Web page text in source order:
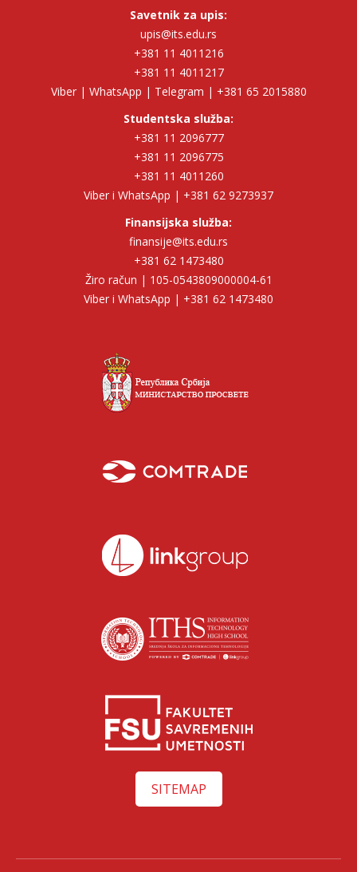
Savetnik za upis:
upis@its.edu.rs
+381 11 4011216
+381 11 4011217
Viber | WhatsApp | Telegram | +381 65 2015880
Studentska služba:
+381 11 2096777
+381 11 2096775
+381 11 4011260
Viber i WhatsApp | +381 62 9273937
Finansijska služba:
finansije@its.edu.rs
+381 62 1473480
Žiro račun | 105-0543809000004-61
Viber i WhatsApp | +381 62 1473480
SITEMAP